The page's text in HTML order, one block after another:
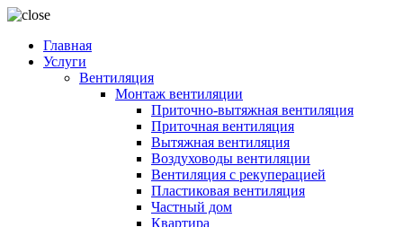
Главная
Услуги
Вентиляция
Монтаж вентиляции
Приточно-вытяжная вентиляция
Приточная вентиляция
Вытяжная вентиляция
Воздуховоды вентиляции
Вентиляция с рекуперацией
Пластиковая вентиляция
Частный дом
Квартира